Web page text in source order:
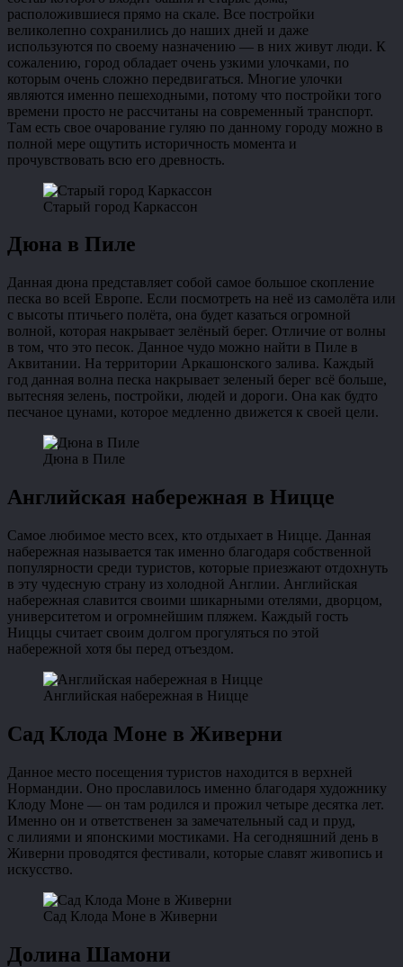
расположившиеся прямо на скале. Все постройки
великолепно сохранились до наших дней и даже
используются по своему назначению — в них живут люди. К
сожалению, город обладает очень узкими улочками, по
которым очень сложно передвигаться. Многие улочки
являются именно пешеходными, потому что постройки того
времени просто не рассчитаны на современный транспорт.
Там есть свое очарование гуляю по данному городу можно в
полной мере ощутить историчность момента и
прочувствовать всю его древность.
Старый город Каркассон
Дюна в Пиле
Данная дюна представляет собой самое большое скопление
песка во всей Европе. Если посмотреть на неё из самолёта или
с высоты птичьего полёта, она будет казаться огромной
волной, которая накрывает зелёный берег. Отличие от волны
в том, что это песок. Данное чудо можно найти в Пиле в
Аквитании. На территории Аркашонского залива. Каждый
год данная волна песка накрывает зеленый берег всё больше,
вытесняя зелень, постройки, людей и дороги. Она как будто
песчаное цунами, которое медленно движется к своей цели.
Дюна в Пиле
Английская набережная в Ницце
Самое любимое место всех, кто отдыхает в Ницце. Данная
набережная называется так именно благодаря собственной
популярности среди туристов, которые приезжают отдохнуть
в эту чудесную страну из холодной Англии. Английская
набережная славится своими шикарными отелями, дворцом,
университетом и огромнейшим пляжем. Каждый гость
Ниццы считает своим долгом прогуляться по этой
набережной хотя бы перед отъездом.
Английская набережная в Ницце
Сад Клода Моне в Живерни
Данное место посещения туристов находится в верхней
Нормандии. Оно прославилось именно благодаря художнику
Клоду Моне — он там родился и прожил четыре десятка лет.
Именно он и ответственен за замечательный сад и пруд,
с лилиями и японскими мостиками. На сегодняшний день в
Живерни проводятся фестивали, которые славят живопись и
искусство.
Сад Клода Моне в Живерни
Долина Шамони